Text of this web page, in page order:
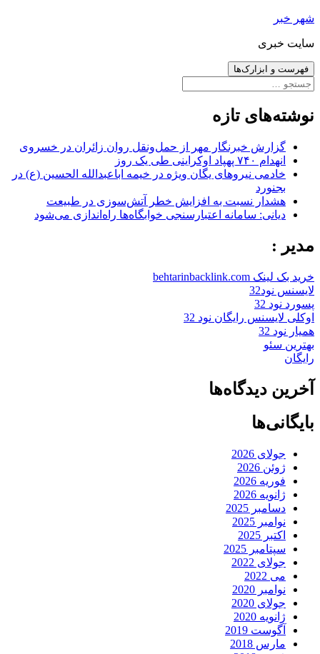
رفتن
نوشته‌ها
شهر خبر
سایت خبری
فهرست و ابزارک‌ها
جستجو
نوشته‌های تازه
گزارش خبرنگار مهر از حمل‌ونقل روان زائران در خسروی
انهدام ۷۴۰ پهپاد اوکراینی طی یک روز
خادمی نیروهای یگان ویژه در خیمه اباعبدالله الحسین (ع) در
بجنورد
هشدار نسبت به افزایش خطر آتش‌سوزی در طبیعت
دیانی: سامانه اعتبارسنجی خوابگاه‌ها راه‌اندازی می‌شود
مدیر :
خرید بک لینک behtarinbacklink.com
لایسنس نود32
پسورد نود 32
اوکلی لایسنس رایگان نود 32
همیار نود 32
بهترین سئو
رایگان
آخرین دیدگاه‌ها
بایگانی‌ها
جولای 2026
ژوئن 2026
فوریه 2026
ژانویه 2026
دسامبر 2025
نوامبر 2025
اکتبر 2025
سپتامبر 2025
جولای 2022
می 2022
نوامبر 2020
جولای 2020
ژانویه 2020
آگوست 2019
مارس 2018